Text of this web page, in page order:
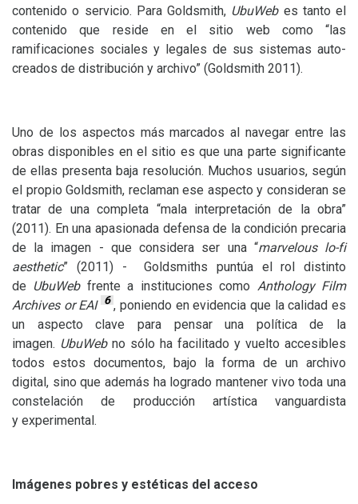
contenido o servicio. Para Goldsmith, UbuWeb es tanto el
contenido que reside en el sitio web como “las
ramificaciones sociales y legales de sus sistemas auto-
creados de distribución y archivo” (Goldsmith 2011).
Uno de los aspectos más marcados al navegar entre las
obras disponibles en el sitio es que una parte significante
de ellas presenta baja resolución. Muchos usuarios, según
el propio Goldsmith, reclaman ese aspecto y consideran se
tratar de una completa “mala interpretación de la obra”
(2011). En una apasionada defensa de la condición precaria
de la imagen - que considera ser una “marvelous lo-fi
aesthetic” (2011) - Goldsmiths puntúa el rol distinto
de UbuWebfrente a instituciones como Anthology Film
Archives orEAI 6 , poniendo en evidencia que la calidad es
un aspecto clave para pensar una política de la
imagen. UbuWebno sólo ha facilitado y vuelto accesibles
todos estos documentos, bajo la forma de un archivo
digital, sino que además ha logrado mantener vivo toda una
constelación de producción artística vanguardista
y experimental.
Imágenes pobres y estéticas del acceso